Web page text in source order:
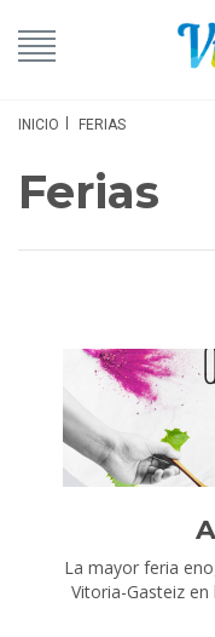
INICIO FERIAS
Ferias
La mayor feria
Vitoria-Gasteiz